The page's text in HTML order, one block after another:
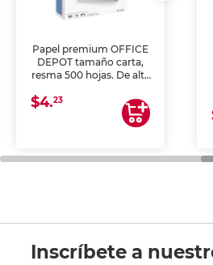
Papel premium OFFICE
DEPOT tamaño carta,
resma 500 hojas. De alta
uniforme, ideal para
impresoras de inyección
de tinta y láser,
general de oficina.
$4.23
Inscríbete a